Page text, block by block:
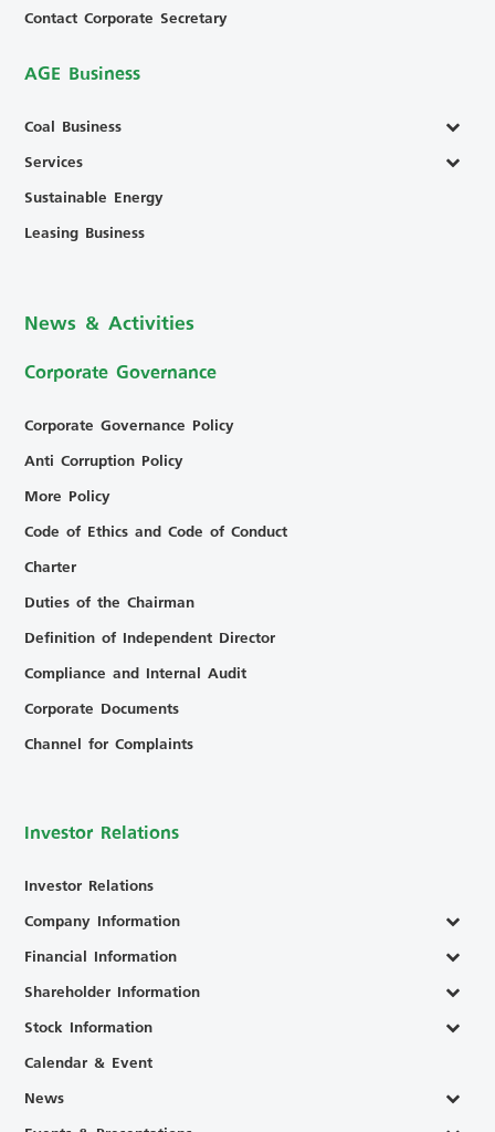
Contact Corporate Secretary
AGE Business
Coal Business
Services
Sustainable Energy
Leasing Business
News & Activities
Corporate Governance
Corporate Governance Policy
Anti Corruption Policy
More Policy
Code of Ethics and Code of Conduct
Charter
Duties of the Chairman
Definition of Independent Director
Compliance and Internal Audit
Corporate Documents
Channel for Complaints
Investor Relations
Investor Relations
Company Information
Financial Information
Shareholder Information
Stock Information
Calendar & Event
News